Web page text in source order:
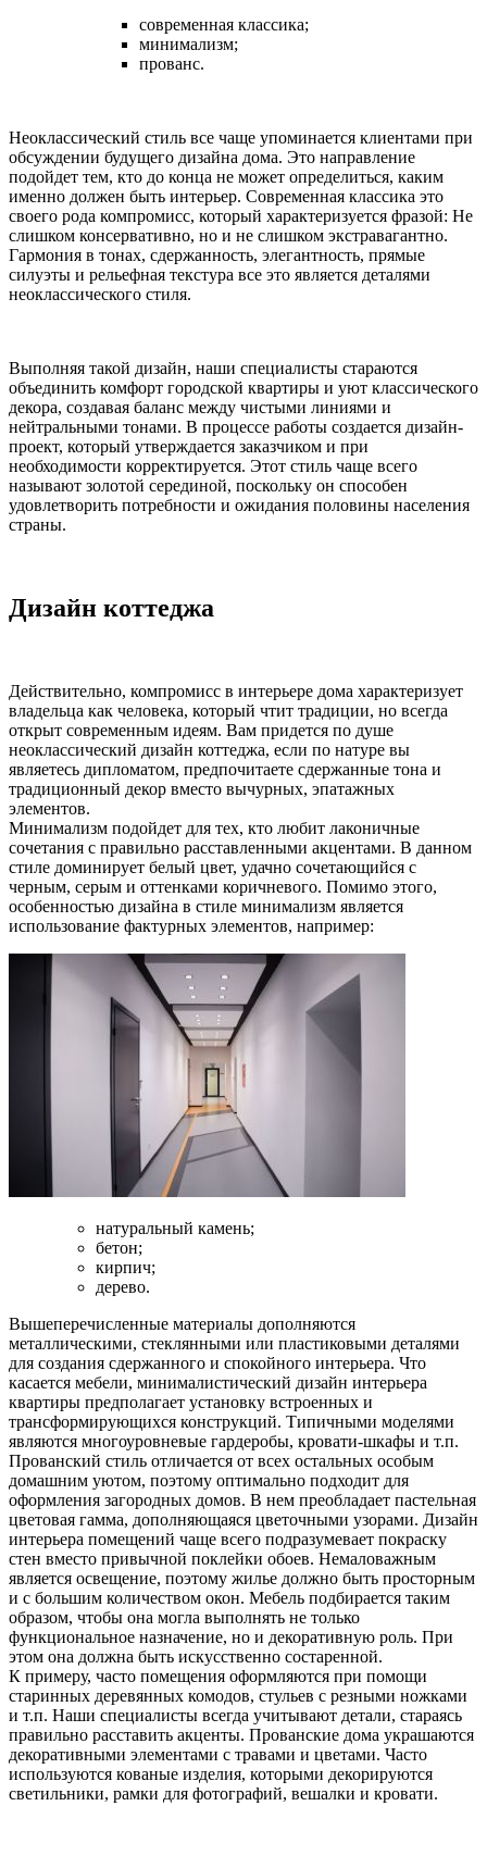
современная классика;
минимализм;
прованс.
Неоклассический стиль все чаще упоминается клиентами при
обсуждении будущего дизайна дома. Это направление
подойдет тем, кто до конца не может определиться, каким
именно должен быть интерьер. Современная классика это
своего рода компромисс, который характеризуется фразой: Не
слишком консервативно, но и не слишком экстравагантно.
Гармония в тонах, сдержанность, элегантность, прямые
силуэты и рельефная текстура все это является деталями
неоклассического стиля.
Выполняя такой дизайн, наши специалисты стараются
объединить комфорт городской квартиры и уют классического
декора, создавая баланс между чистыми линиями и
нейтральными тонами. В процессе работы создается дизайн-
проект, который утверждается заказчиком и при
необходимости корректируется. Этот стиль чаще всего
называют золотой серединой, поскольку он способен
удовлетворить потребности и ожидания половины населения
страны.
Дизайн коттеджа
Действительно, компромисс в интерьере дома характеризует
владельца как человека, который чтит традиции, но всегда
открыт современным идеям. Вам придется по душе
неоклассический дизайн коттеджа, если по натуре вы
являетесь дипломатом, предпочитаете сдержанные тона и
традиционный декор вместо вычурных, эпатажных
элементов.
Минимализм подойдет для тех, кто любит лаконичные
сочетания с правильно расставленными акцентами. В данном
стиле доминирует белый цвет, удачно сочетающийся с
черным, серым и оттенками коричневого. Помимо этого,
особенностью дизайна в стиле минимализм является
использование фактурных элементов, например:
натуральный камень;
бетон;
кирпич;
дерево.
Вышеперечисленные материалы дополняются
металлическими, стеклянными или пластиковыми деталями
для создания сдержанного и спокойного интерьера. Что
касается мебели, минималистический дизайн интерьера
квартиры предполагает установку встроенных и
трансформирующихся конструкций. Типичными моделями
являются многоуровневые гардеробы, кровати-шкафы и т.п.
Прованский стиль отличается от всех остальных особым
домашним уютом, поэтому оптимально подходит для
оформления загородных домов. В нем преобладает пастельная
цветовая гамма, дополняющаяся цветочными узорами. Дизайн
интерьера помещений чаще всего подразумевает покраску
стен вместо привычной поклейки обоев. Немаловажным
является освещение, поэтому жилье должно быть просторным
и с большим количеством окон. Мебель подбирается таким
образом, чтобы она могла выполнять не только
функциональное назначение, но и декоративную роль. При
этом она должна быть искусственно состаренной.
К примеру, часто помещения оформляются при помощи
старинных деревянных комодов, стульев с резными ножками
и т.п. Наши специалисты всегда учитывают детали, стараясь
правильно расставить акценты. Прованские дома украшаются
декоративными элементами с травами и цветами. Часто
используются кованые изделия, которыми декорируются
светильники, рамки для фотографий, вешалки и кровати.